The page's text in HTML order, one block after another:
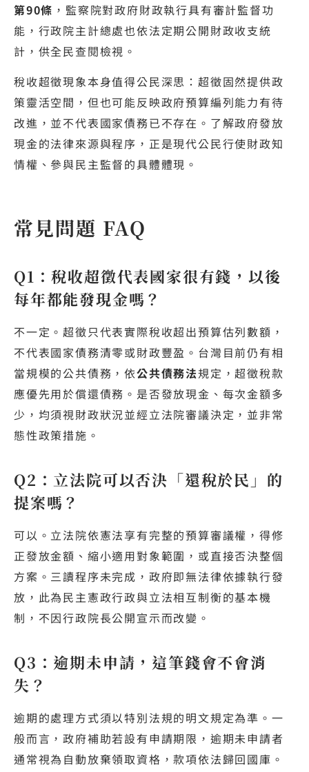
第90條 ，監察院對政府財政執行具有審計監督功
能，行政院主計總處也依法定期公開財政收支統
計，供全民查閱檢視。
稅收超徵現象本身值得公民深思：超徵固然提供政
策靈活空間，但也可能反映政府預算編列能力有待
改進，並不代表國家債務已不存在。了解政府發放
現金的法律來源與程序，正是現代公民行使財政知
情權、參與民主監督的具體體現。
常見問題 FAQ
Q1：稅收超徵代表國家很有錢，以後
每年都能發現金嗎？
不一定。超徵只代表實際稅收超出預算估列數額，
不代表國家債務清零或財政豐盈。台灣目前仍有相
當規模的公共債務，依公共債務法規定，超徵稅款
應優先用於償還債務。是否發放現金、每次金額多
少，均須視財政狀況並經立法院審議決定，並非常
態性政策措施。
Q2：立法院可以否決「還稅於民」的
提案嗎？
可以。立法院依憲法享有完整的預算審議權，得修
正發放金額、縮小適用對象範圍，或直接否決整個
方案。三讀程序未完成，政府即無法律依據執行發
放，此為民主憲政行政與立法相互制衡的基本機
制，不因行政院長公開宣示而改變。
Q3：逾期未申請，這筆錢會不會消
失？
逾期的處理方式須以特別法規的明文規定為準。一
般而言，政府補助若設有申請期限，逾期未申請者
通常視為自動放棄領取資格，款項依法歸回國庫。